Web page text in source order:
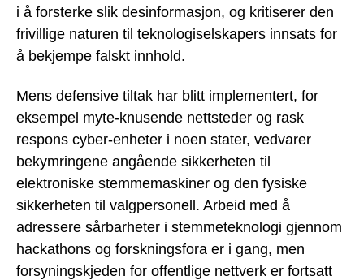
i å forsterke slik desinformasjon, og kritiserer den
frivillige naturen til teknologiselskapers innsats for
å bekjempe falskt innhold.
Mens defensive tiltak har blitt implementert, for
eksempel myte-knusende nettsteder og rask
respons cyber-enheter i noen stater, vedvarer
bekymringene angående sikkerheten til
elektroniske stemmemaskiner og den fysiske
sikkerheten til valgpersonell. Arbeid med å
adressere sårbarheter i stemmeteknologi gjennom
hackathons og forskningsfora er i gang, men
forsyningskjeden for offentlige nettverk er fortsatt